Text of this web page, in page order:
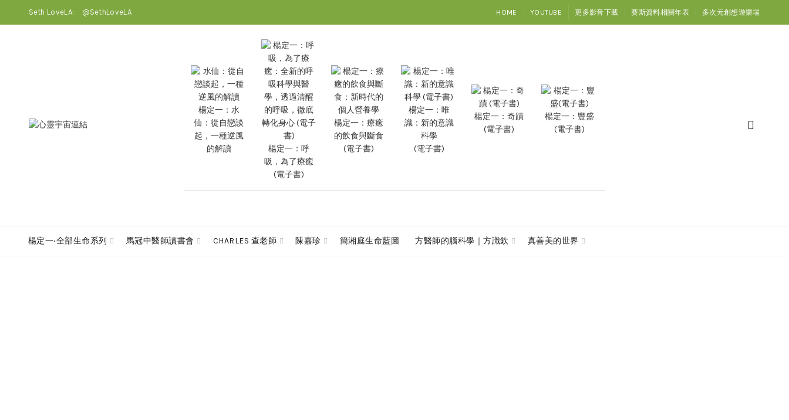
Seth LoveLA: @SethLoveLA HOME YOUTUBE 更多影音下載 賽斯資料相關年表 多次元創想遊樂場
楊定一：水
仙：從自戀談
起，一種逆風
的解讀
楊定一：呼
吸，為了療癒
(電子書)
楊定一：療癒
的飲食與斷食
(電子書)
楊定一：唯
識：新的意識
科學
(電子書)
楊定一：奇蹟
(電子書)
楊定一：豐盛
(電子書)
楊定一‧全部生命系列 馬冠中醫師讀書會 CHARLES 查老師 陳嘉珍 簡湘庭生命藍圖 方醫師的腦科學｜方識欽 真善美的世界